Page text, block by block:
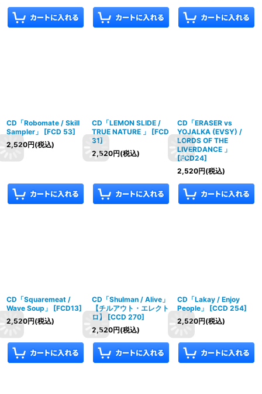
CD「Robomate / Skill
Sampler」
[FCD 53]
2,520円(税込)
CD「LEMON SLIDE /
TRUE NATURE 」
[FCD
31]
2,520円(税込)
CD「ERASER vs
YOJALKA (EVSY) /
LORDS OF THE
LIVERDANCE 」
[FCD24]
2,520円(税込)
CD「Squaremeat /
Wave Soup」
[FCD13]
2,520円(税込)
CD「Shulman / Alive」
【チルアウト・エレクト
ロ】
[CCD 270]
2,520円(税込)
CD「Lakay / Enjoy
People」
[CCD 254]
2,520円(税込)